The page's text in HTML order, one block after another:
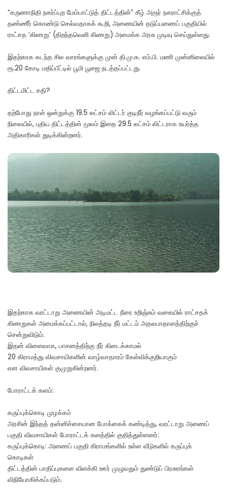
“கருணாநிதி நகர்ப்புற மேம்பாட்டுத் திட்டத்தின்” கீழ் அரூர் நகராட்சிக்குத்
தண்ணீர் கொண்டு செல்வதாகக் கூறி, அணையின் தடுப்பணைப் பகுதியில்
ராட்சத ‘கிணறு’ (திறந்தவெளி கிணறு) அமைக்க அரசு முடிவு செய்துள்ளது.
இதற்காக கடந்த சில வாரங்களுக்கு முன் தி.மு.க. எம்.பி. மணி முன்னிலையில்
ரூ.20 கோடி மதிப்பீட்டில் பூமி பூஜை நடத்தப்பட்டது.
திட்டமிட்ட சதி?
தற்போது நாள் ஒன்றுக்கு 19.5 லட்சம் லிட்டர் குடிநீர் வழங்கப்பட்டு வரும்
நிலையில், புதிய திட்டத்தின் மூலம் இதை 29.5 லட்சம் லிட்டராக உயர்த்த
அதிகாரிகள் துடிக்கின்றனர்.
இதற்காக வரட்டாறு அணையின் அடிமட்ட நீரை உறிஞ்சும் வகையில் ராட்சதக்
கிணறுகள் அமைக்கப்பட்டால், நிலத்தடி நீர் மட்டம் அதலபாதாளத்திற்குச்
சென்றுவிடும்.
இதன் விளைவாக, பாசனத்திற்கு நீர் கிடைக்காமல்
20 கிராமத்து விவசாயிகளின் வாழ்வாதாரம் கேள்விக்குறியாகும்
என விவசாயிகள் குமுறுகின்றனர்.
போராட்டக் களம்:
கருப்புக்கொடி முழக்கம்
அரசின் இந்தத் தன்னிச்சையான போக்கைக் கண்டித்து, வரட்டாறு அணைப்
பகுதி விவசாயிகள் போராட்டக் களத்தில் குதித்துள்ளனர்:
கருப்புக்கொடி: அணைப் பகுதி கிராமங்களில் உள்ள வீடுகளில் கருப்புக்
கொடிகள்
திட்டத்தின் பாதிப்புகளை விளக்கி ஊர் முழுவதும் துண்டுப் பிரசுரங்கள்
விநியோகிக்கப்படும்.